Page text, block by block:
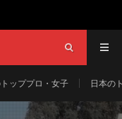
ッププロ・女子 日本の